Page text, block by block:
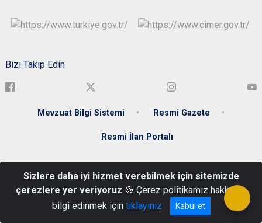
Bizi Takip Edin
Mevzuat Bilgi Sistemi Resmi Gazete
Resmi İlan Portalı
Merkez/SİVAS
+90 346 224 44 88
Sizlere daha iyi hizmet verebilmek için sitemizde
çerezlere yer veriyoruz 🍪 Çerez politikamız hakkında
bilgi edinmek için tıklayınız Kabul et